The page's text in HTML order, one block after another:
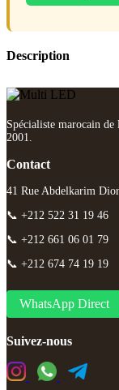
Description
Spécialiste marocain
2001.
Contact
41 Rue Abdelkarim
📞 +212 522 31 19 46
📞 +212 661 06 01 79
📞 +212 674 74 19 19
WhatsApp Direct
Suivez-nous